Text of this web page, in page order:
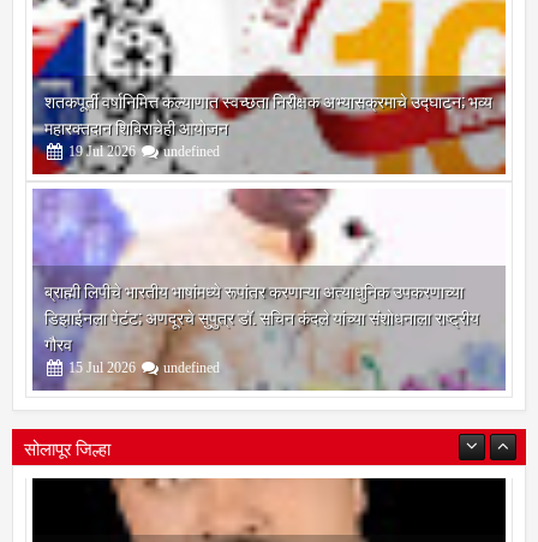
शतकपूर्ती वर्षानिमित्त कल्याणात स्वच्छता निरीक्षक अभ्यासक्रमाचे उद्घाटन; भव्य
महारक्तदान शिबिराचेही आयोजन
19 Jul 2026 undefined
ब्राह्मी लिपीचे भारतीय भाषांमध्ये रूपांतर करणाऱ्या अत्याधुनिक उपकरणाच्या
डिझाईनला पेटंट; अणदूरचे सुपुत्र डॉ. सचिन कंदले यांच्या संशोधनाला राष्ट्रीय
गौरव
15 Jul 2026 undefined
सोलापूर जिल्हा